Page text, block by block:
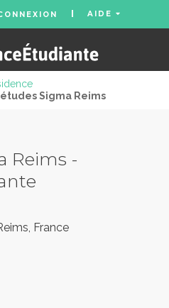
AIDE
Sigma Reims
Reims -
France